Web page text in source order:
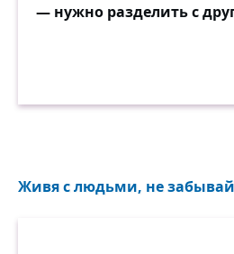
— нужно разделить с
Живя с людьми, не